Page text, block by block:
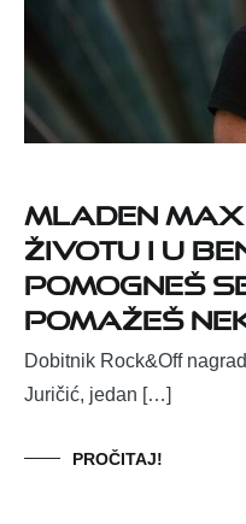
Mladen
životu i u
pomogneš
pomažeš
Dobitnik Rock&Off
Juričić, jedan […]
PROČITAJ!